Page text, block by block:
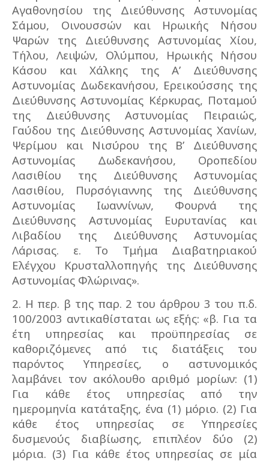
Αγαθονησίου της Διεύθυνσης Αστυνομίας
Σάμου, Οινουσσών και Ηρωικής Νήσου
Ψαρών της Διεύθυνσης Αστυνομίας Χίου,
Τήλου, Λειψών, Ολύμπου, Ηρωικής Νήσου
Κάσου και Χάλκης της Α’ Διεύθυνσης
Αστυνομίας Δωδεκανήσου, Ερεικούσσης της
Διεύθυνσης Αστυνομίας Κέρκυρας, Ποταμού
της Διεύθυνσης Αστυνομίας Πειραιώς,
Γαύδου της Διεύθυνσης Αστυνομίας Χανίων,
Ψερίμου και Νισύρου της Β’ Διεύθυνσης
Αστυνομίας Δωδεκανήσου, Οροπεδίου
Λασιθίου της Διεύθυνσης Αστυνομίας
Λασιθίου, Πυρσόγιαννης της Διεύθυνσης
Αστυνομίας Ιωαννίνων, Φουρνά της
Διεύθυνσης Αστυνομίας Ευρυτανίας και
Λιβαδίου της Διεύθυνσης Αστυνομίας
Λάρισας. ε. Το Τμήμα Διαβατηριακού
Ελέγχου Κρυσταλλοπηγής της Διεύθυνσης
Αστυνομίας Φλώρινας».
2. Η περ. β της παρ. 2 του άρθρου 3 του π.δ.
100/2003 αντικαθίσταται ως εξής: «β. Για τα
έτη υπηρεσίας και προϋπηρεσίας σε
καθοριζόμενες από τις διατάξεις του
παρόντος Υπηρεσίες, ο αστυνομικός
λαμβάνει τον ακόλουθο αριθμό μορίων: (1)
Για κάθε έτος υπηρεσίας από την
ημερομηνία κατάταξης, ένα (1) μόριο. (2) Για
κάθε έτος υπηρεσίας σε Υπηρεσίες
δυσμενούς διαβίωσης, επιπλέον δύο (2)
μόρια. (3) Για κάθε έτος υπηρεσίας σε μία